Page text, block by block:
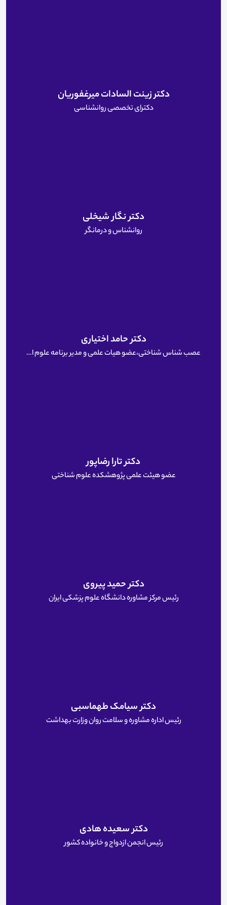
دکتر زینت السادات میرغفوریان
دکترای تخصصی روانشناسی
دکتر نگار شیخلی
روانشناس و درمانگر
دکتر حامد اختیاری
عصب شناس شناختی،عضو هیات علمی و مدیر برنامه علوم اعصاب کاربردی پژوهشکده علوم شناختی
دکتر تارا رضاپور
عضو هیئت علمی پژوهشکده علوم شناختی
دکتر حمید پیروی
رئیس مرکز مشاوره دانشگاه علوم پزشکی ایران
دکتر سیامک طهماسبی
رئیس اداره مشاوره و سلامت روان وزارت بهداشت
دکتر سعیده هادی
رئیس انجمن ازدواج و خانواده کشور